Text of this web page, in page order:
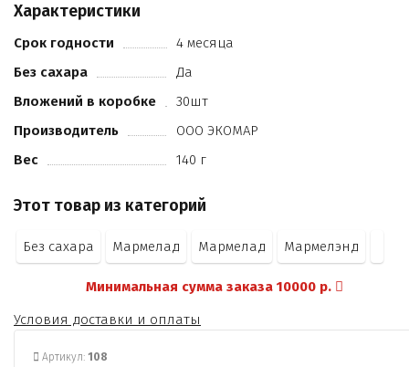
Характеристики
Срок годности
4 месяца
Без сахара
Да
Вложений в коробке
30шт
Производитель
ООО ЭКОМАР
Вес
140 г
Этот товар из категорий
Без сахара Мармелад Мармелад Мармелэнд
Минимальная сумма заказа 10000 р.
Условия доставки и оплаты
Артикул: 108